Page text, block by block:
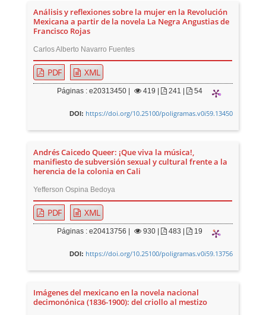
Análisis y reflexiones sobre la mujer en la Revolución
Mexicana a partir de la novela La Negra Angustias de
Francisco Rojas
Carlos Alberto Navarro Fuentes
PDF XML
Páginas : e20313450 | 419 241 | 54
DOI: https://doi.org/10.25100/poligramas.v0i59.13450
Andrés Caicedo Queer: ¡Que viva la música!,
manifiesto de subversión sexual y cultural frente a la
herencia de la colonia en Cali
Yefferson Ospina Bedoya
PDF XML
Páginas : e20413756 | 930 483 | 19
DOI: https://doi.org/10.25100/poligramas.v0i59.13756
Imágenes del mexicano en la novela nacional
decimonónica (1836-1900): del criollo al mestizo